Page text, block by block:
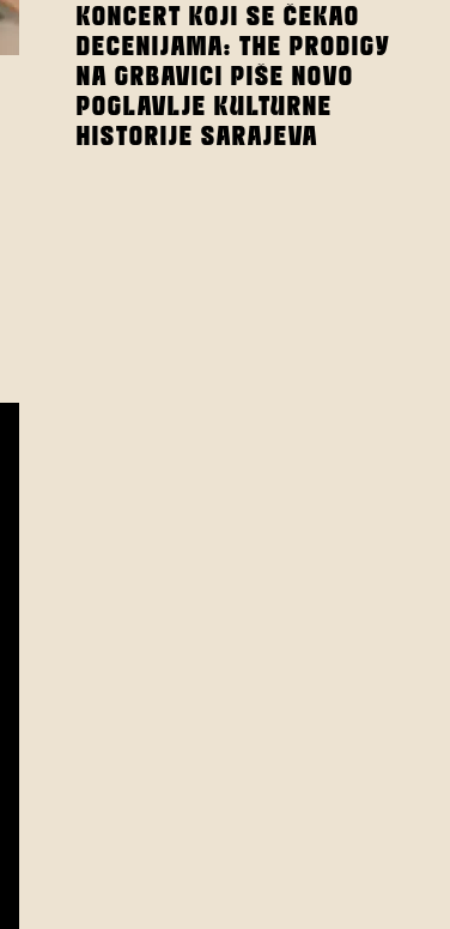
KONCERT KOJI SE ČEKAO
DECENIJAMA: THE PRODIGY
NA GRBAVICI PIŠE NOVO
POGLAVLJE KULTURNE
HISTORIJE SARAJEVA